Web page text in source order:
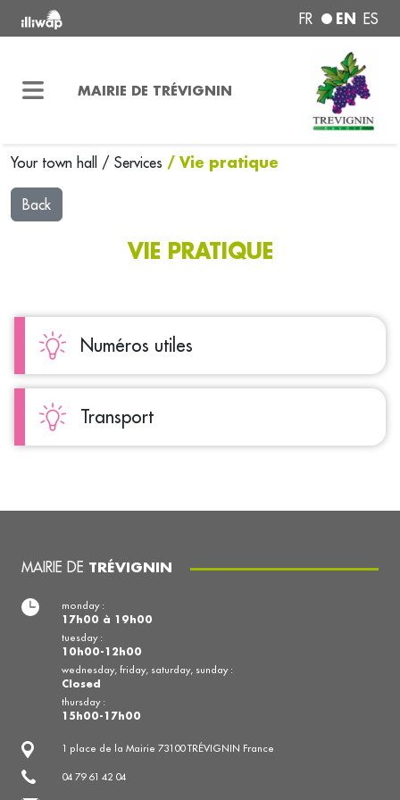
FR EN ES
MAIRIE DE TRÉVIGNIN
Your town hall / Services / Vie pratique
Back
VIE PRATIQUE
Numéros utiles
Transport
MAIRIE DE TRÉVIGNIN
1 place de la Mairie 73100 TRÉVIGNIN France
04 79 61 42 04
monday :
17h00 à 19h00
tuesday :
10h00-12h00
wednesday, friday, saturday, sunday :
Closed
thursday :
15h00-17h00